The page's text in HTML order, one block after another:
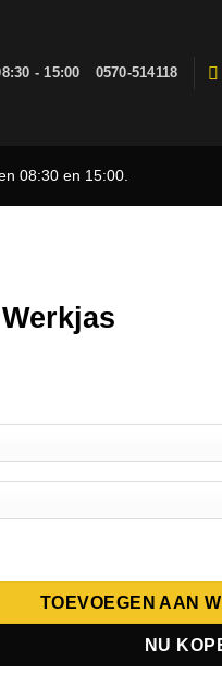
- 15:00 0570-514118
08:30 en 15:00.
TOEVOEGEN AAN
NU